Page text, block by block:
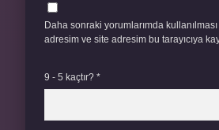
Daha sonraki yorumlarımda
adresim ve site adresim bu tarayıcıya
9 - 5 kaçtır? *